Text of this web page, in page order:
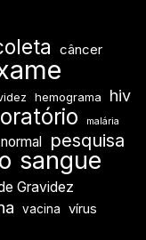
câncer
hemograma
hiv
malária
normal pesquisa
sangue
Gravidez
vacina vírus